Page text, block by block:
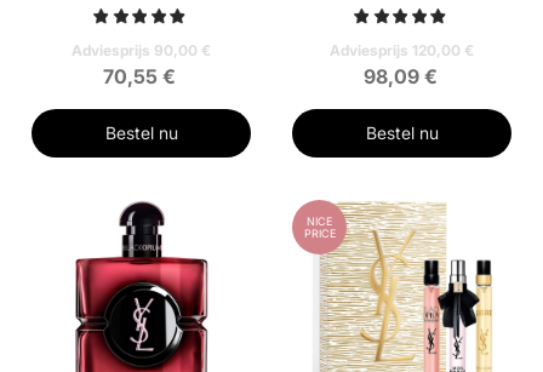
Adviesprijs 90,00 €
70,55 €
Bestel nu
Adviesprijs 120,00 €
98,09 €
Bestel nu
NICE
PRICE